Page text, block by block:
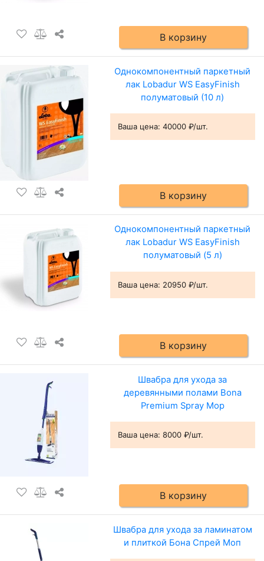
В корзину
Однокомпонентный паркетный
лак Lobadur WS EasyFinish
полуматовый (10 л)
Ваша цена: 40000 ₽/шт.
В корзину
Однокомпонентный паркетный
лак Lobadur WS EasyFinish
полуматовый (5 л)
Ваша цена: 20950 ₽/шт.
В корзину
Швабра для ухода за
деревянными полами Bona
Premium Spray Mop
Ваша цена: 8000 ₽/шт.
В корзину
Швабра для ухода за ламинатом
и плиткой Бона Спрей Моп